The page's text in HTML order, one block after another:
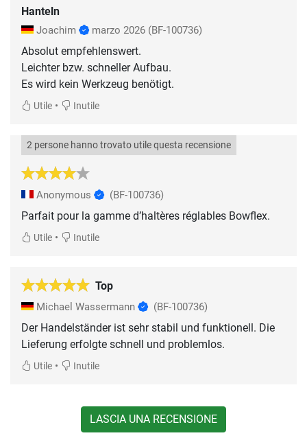
Hanteln
Joachim marzo 2026 (BF-100736)
Absolut empfehlenswert.
Leichter bzw. schneller Aufbau.
Utile • Inutile
2 persone hanno trovato utile questa recensione
Anonymous (BF-100736)
Parfait pour la gamme d’haltères réglables Bowflex.
Utile • Inutile
Top
Michael Wassermann (BF-100736)
Der Handelständer ist sehr stabil und funktionell. Die
Lieferung erfolgte schnell und problemlos.
Utile • Inutile
LASCIA UNA RECENSIONE